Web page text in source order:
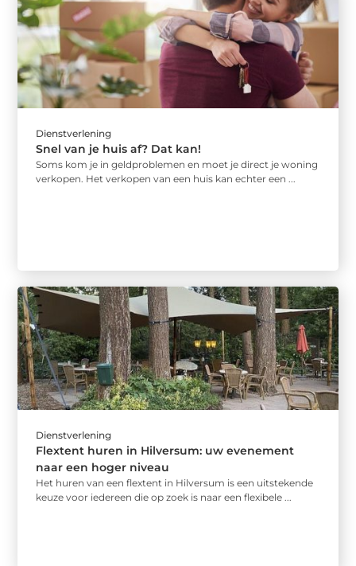
Dienstverlening
Snel van je huis af? Dat kan!
Soms kom je in geldproblemen en moet je direct je woning
verkopen. Het verkopen van een huis kan echter een ...
Dienstverlening
Flextent huren in Hilversum: uw evenement
naar een hoger niveau
Het huren van een flextent in Hilversum is een uitstekende
keuze voor iedereen die op zoek is naar een flexibele ...